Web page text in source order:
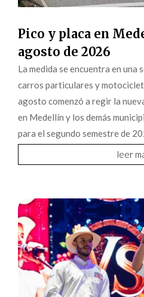
Pico y placa en
agosto de 2026
La medida se encuentra en una
carros particulares y
agosto comenzó a regir la
en Medellín y los demás
para el segundo semestre de
leer